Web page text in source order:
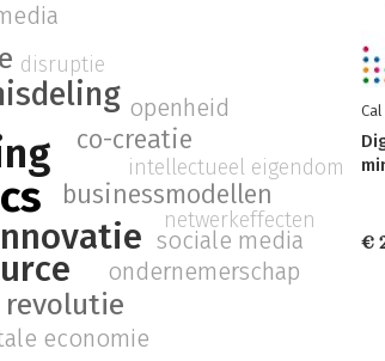
businessmodellen
co-creatie
intellectueel eigendom
disruptie
ondernemerschap
economie
netwerkeffecten
sociale media
openheid
€